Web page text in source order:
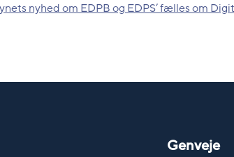
nyhed om EDPB og EDPS’ fælles om
Genveje